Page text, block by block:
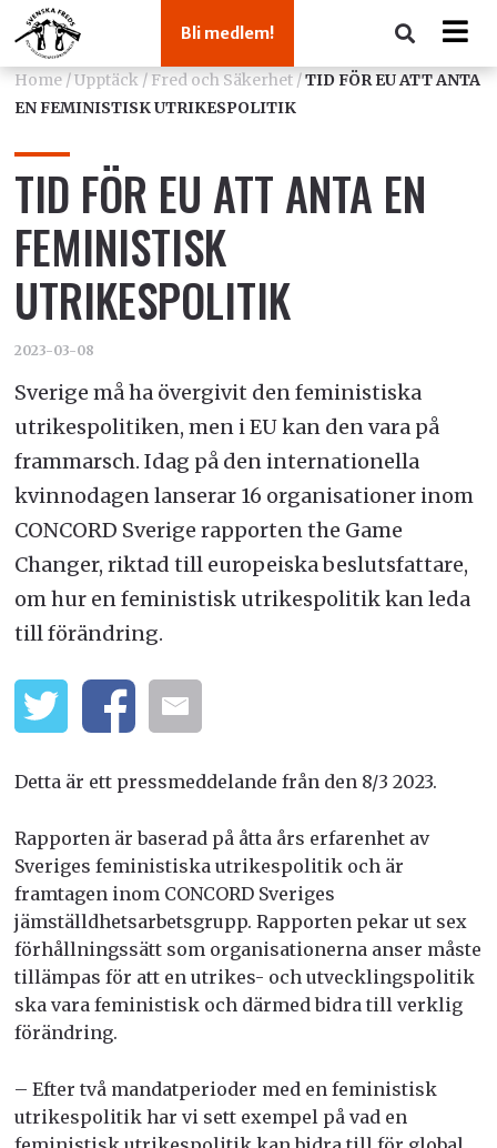
Bli medlem!
Home/Upptäck/Fred och Säkerhet/TID FÖR EU ATT ANTA
EN FEMINISTISK UTRIKESPOLITIK
TID FÖR EU ATT ANTA EN
FEMINISTISK
UTRIKESPOLITIK
2023-03-08
Sverige må ha övergivit den feministiska
utrikespolitiken, men i EU kan den vara på
frammarsch. Idag på den internationella
kvinnodagen lanserar 16 organisationer inom
CONCORD Sverige rapporten the Game
Changer, riktad till europeiska beslutsfattare,
om hur en feministisk utrikespolitik kan leda
till förändring.
Detta är ett pressmeddelande från den 8/3 2023.
Rapporten är baserad på åtta års erfarenhet av
Sveriges feministiska utrikespolitik och är
framtagen inom CONCORD Sveriges
jämställdhetsarbetsgrupp. Rapporten pekar ut sex
förhållningssätt som organisationerna anser måste
tillämpas för att en utrikes- och utvecklingspolitik
ska vara feministisk och därmed bidra till verklig
förändring.
– Efter två mandatperioder med en feministisk
utrikespolitik har vi sett exempel på vad en